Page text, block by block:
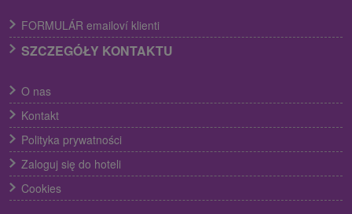
FORMULÁR emailoví klienti
SZCZEGÓŁY KONTAKTU
O nas
Kontakt
Polityka prywatności
Zaloguj się do hoteli
Cookies